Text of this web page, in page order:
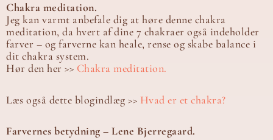
Chakra meditation.
Jeg kan varmt anbefale dig at høre denne chakra
meditation, da hvert af dine 7 chakraer også indeholder
farver – og farverne kan heale, rense og skabe balance i
dit chakra system.
Hør den her >> Chakra meditation.
Læs også dette blogindlæg >> Hvad er et chakra?
Farvernes betydning – Lene Bjerregaard.